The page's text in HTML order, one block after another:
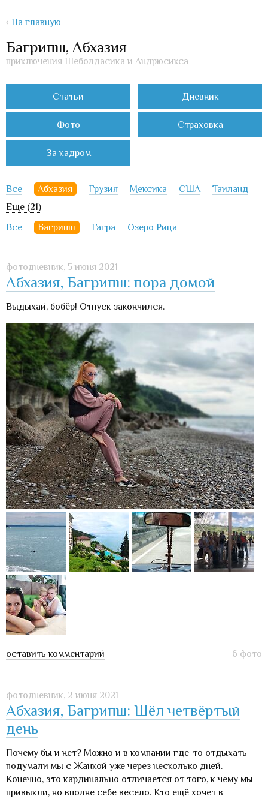
‹ На главную
Багрипш, Абхазия
приключения Шеболдасика и Андрюсикса
Статьи Дневник
Фото Страховка
За кадром
Все Абхазия Грузия Мексика США
Таиланд
Еще (21)
Все
Багрипш Гагра Озеро Рица
фотодневник, 5 июня 2021
Абхазия, Багрипш: пора домой
Выдыхай, бобёр! Отпуск закончился.
оставить комментарий 6 фото
фотодневник, 2 июня 2021
Абхазия, Багрипш: Шёл четвёртый
день
Почему бы и нет? Можно и в компании где-то отдыхать —
подумали мы с Жанкой уже через несколько дней.
Конечно, это кардинально отличается от того, к чему мы
привыкли, но вполне себе весело. Кто ещё хочет в